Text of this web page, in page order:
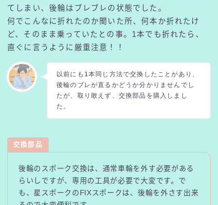
てしまい、後輪はブレブレの状態でした。
何でこんなに折れたのか聞いた所、何本か折れたけ
ど、そのまま乗っていたとの事。1本でも折れたら、
直ぐに言うように厳重注意！！
以前にも1本同じ方法で交換したことがあり、
後輪のブレが直るかどうか分かりませんでし
たが、取り敢えず、交換部品を購入しまし
た。
交換部品
後輪のスポーク交換は、通常車輪を外す必要がある
らいしですが、専用の工具が必要で大変です。で
も、星スポークのFIXスポークは、後輪を外さす出来